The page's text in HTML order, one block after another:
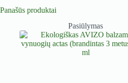
Panašūs produktai
Pasiūlymas